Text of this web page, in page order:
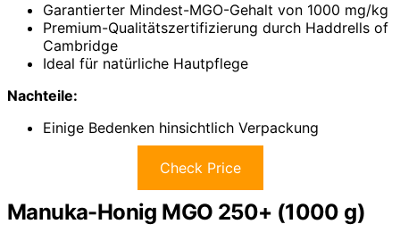
Garantierter Mindest-MGO-Gehalt von 1000 mg/kg
Premium-Qualitätszertifizierung durch Haddrells of
Cambridge
Ideal für natürliche Hautpflege
Nachteile:
Einige Bedenken hinsichtlich Verpackung
Check Price
Manuka-Honig MGO 250+ (1000 g)